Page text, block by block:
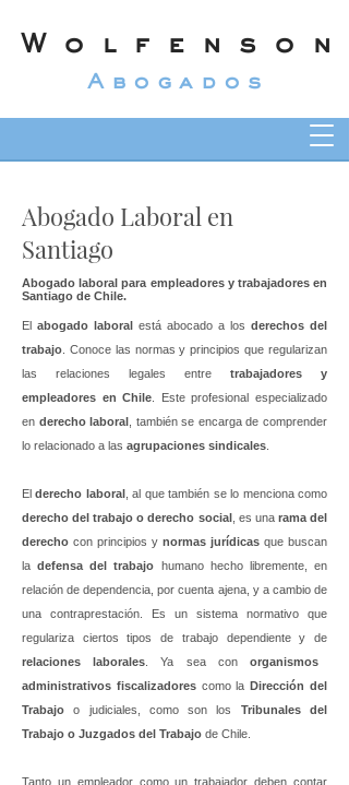
Wolfenson
Abogados
Abogado Laboral en
Santiago
Abogado laboral para empleadores y trabajadores en
Santiago de Chile.
El abogado laboral está abocado a los derechos del
trabajo . Conoce las normas y principios que regularizan
las relaciones legales entre trabajadores y
empleadores en Chile . Este profesional especializado
en derecho laboral , también se encarga de comprender
lo relacionado a las agrupaciones sindicales
Elderecho laboral, al que también se lo menciona como
derecho del trabajo o derecho social, es una rama del
derecho con principios y normas jurídicas que buscan
ladefensa del trabajo humano hecho libremente, en
relación de dependencia, por cuenta ajena, y a cambio de
una contraprestación. Es un sistema normativo que
regulariza ciertos tipos de trabajo dependiente y de
relaciones laborales . Ya sea con organismos
administrativos fiscalizadorescomo la Dirección del
Trabajoo judiciales, como son los Tribunales del
Trabajo o Juzgados del Trabajo de Chile.
Tanto un empleador como un trabajador deben contar